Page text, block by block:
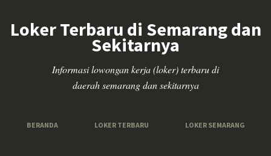
Loker Terbaru di Semarang dan
Sekitarnya
Informasi lowongan kerja (loker) terbaru di
daerah semarang dan sekitarnya
BERANDA LOKER TERBARU LOKER SEMARANG